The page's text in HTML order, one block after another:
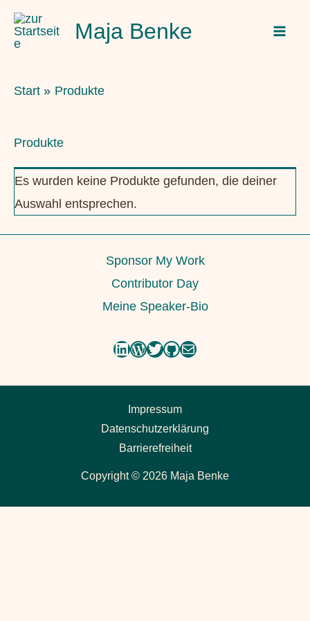
Zum
Inhalt
Maja Benke
Start Produkte
Produkte
Es wurden keine Produkte gefunden, die deiner
Auswahl entsprechen.
Sponsor My Work
Contributor Day
Meine Speaker-Bio
LinkedIn
WordPress
Twitter
GitHub
E-Mail
Impressum
Datenschutzerklärung
Barrierefreiheit
Copyright © 2026 Maja Benke